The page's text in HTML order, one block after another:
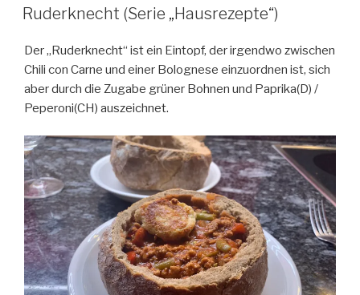
AM
Ruderknecht (Serie „Hausrezepte“)
Der „Ruderknecht“ ist ein Eintopf, der irgendwo zwischen
Chili con Carne und einer Bolognese einzuordnen ist, sich
aber durch die Zugabe grüner Bohnen und Paprika(D) /
Peperoni(CH) auszeichnet.